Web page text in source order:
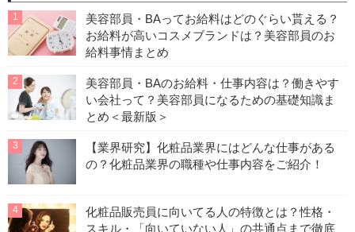
1
美容部員・BAってお給料はどのぐらい貰える？
お給料が高いコスメブランドは？美容部員のお
給料事情まとめ
2
美容部員・BAのお給料・仕事内容は？働きやす
い会社って？美容部員になるための基礎知識ま
とめ＜最新版＞
3
【業界研究】化粧品業界にはどんな仕事がある
の？化粧品業界の職種や仕事内容をご紹介！
4
化粧品販売員に向いてる人の特徴とは？性格・
スキル・「向いていない人」の共通点まで徹底